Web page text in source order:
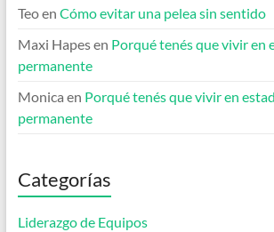
Teoen Cómo evitar una pelea sin sentido
Maxi Hapesen Porqué tenés que vivir en
permanente
Monica en Porqué tenés que vivir en
permanente
Categorías
Liderazgo de Equipos